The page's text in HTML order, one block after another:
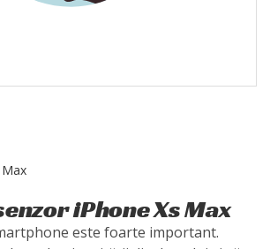
iPhone Xs Max
este foarte important.